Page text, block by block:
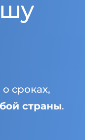
сроках,
страны.